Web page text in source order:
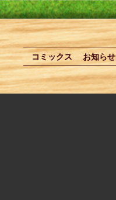
コミックス お知らせ